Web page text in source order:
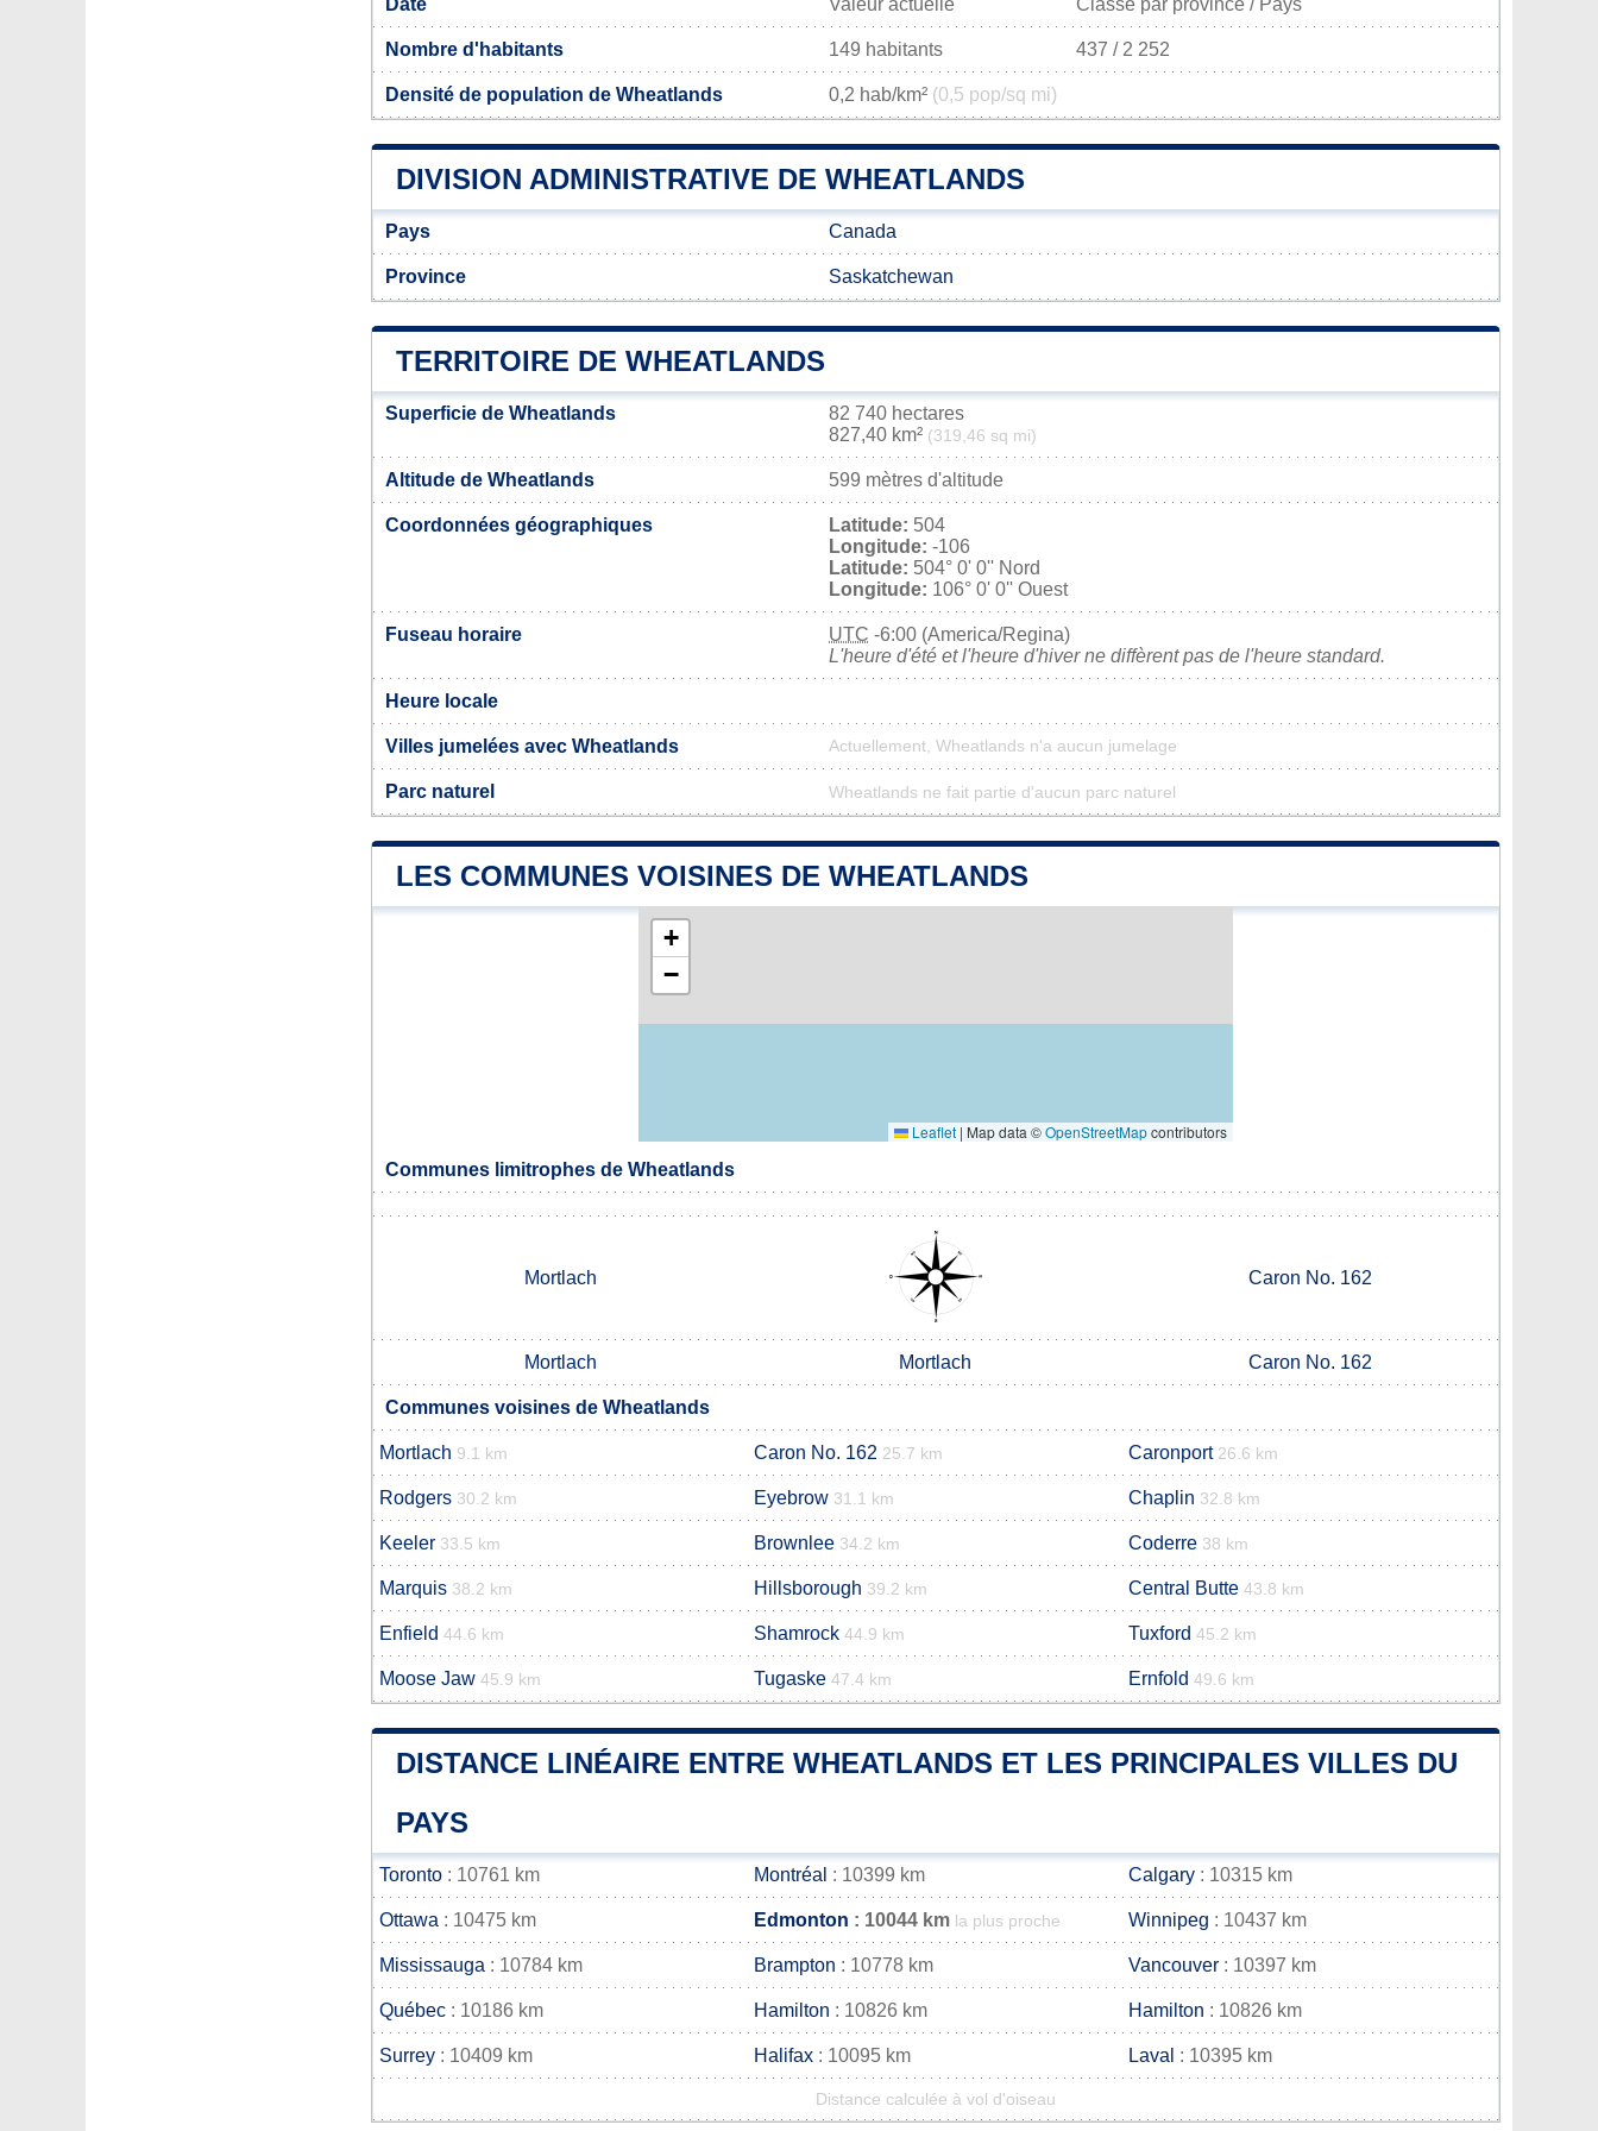
Date Valeur actuelle Classé par province / Pays
Nombre d'habitants 149 habitants 437 / 2 252
Densité de population de Wheatlands 0,2 hab/km² (0,5 pop/sq mi)
DIVISION ADMINISTRATIVE DE WHEATLANDS
Pays Canada
Province Saskatchewan
TERRITOIRE DE WHEATLANDS
Superficie de Wheatlands
82 740 hectares
827,40 km² (319,46 sq mi)
Altitude de Wheatlands 599 mètres d'altitude
Coordonnées géographiques Latitude: 504
Longitude: -106
Latitude: 504° 0' 0'' Nord
Longitude: 106° 0' 0'' Ouest
Fuseau horaire UTC -6:00 (America/Regina)
L'heure d'été et l'heure d'hiver ne diffèrent pas de l'heure standard.
Heure locale
Villes jumelées avec Wheatlands Actuellement, Wheatlands n'a aucun jumelage
Parc naturel Wheatlands ne fait partie d'aucun parc naturel
LES COMMUNES VOISINES DE WHEATLANDS
+
−
Leaflet | Map data ©OpenStreetMapcontributors
Communes limitrophes de Wheatlands
Mortlach Caron No. 162
Mortlach Mortlach Caron No. 162
Communes voisines de Wheatlands
Mortlach 9.1 km Caron No. 162 25.7 km Caronport 26.6 km
Rodgers 30.2 km Eyebrow 31.1 km Chaplin 32.8 km
Keeler 33.5 km Brownlee 34.2 km Coderre 38 km
Marquis 38.2 km Hillsborough 39.2 km Central Butte 43.8 km
Enfield 44.6 km Shamrock 44.9 km Tuxford 45.2 km
Moose Jaw 45.9 km Tugaske 47.4 km Ernfold 49.6 km
DISTANCE LINÉAIRE ENTRE WHEATLANDS ET LES PRINCIPALES VILLES DU
PAYS
Toronto : 10761 km Montréal : 10399 km Calgary : 10315 km
Ottawa : 10475 km Edmonton : 10044 km la plus proche Winnipeg : 10437 km
Mississauga : 10784 km Brampton : 10778 km Vancouver : 10397 km
Québec : 10186 km Hamilton : 10826 km Hamilton : 10826 km
Surrey : 10409 km Halifax : 10095 km Laval : 10395 km
Distance calculée à vol d'oiseau